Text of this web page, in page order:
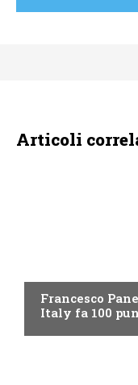
Articoli
Francesco
Italy fa 100